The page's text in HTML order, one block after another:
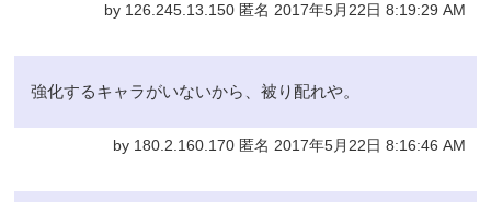
by 126.245.13.150 匿名 2017年5月22日 8:19:29 AM
強化するキャラがいないから、被り配れや。
by 180.2.160.170 匿名 2017年5月22日 8:16:46 AM